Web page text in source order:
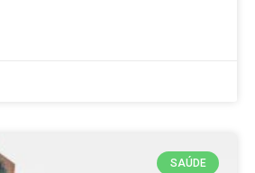
SAÚDE